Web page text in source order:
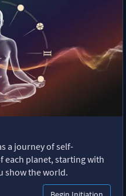
a journey of self-
each planet, starting with
show the world.